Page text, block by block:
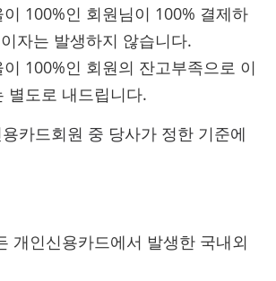
100%인 회원님이 100% 결제하
자는 발생하지 않습니다.
100%인 회원의 잔고부족으로 이
별도로 내드립니다.
카드회원 중 당사가 정한 기준에
개인신용카드에서 발생한 국내외